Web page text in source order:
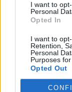
I want to
Personal
Opted In
I want to
Retention,
Personal
Purposes
Opted Out
2026.
Baka